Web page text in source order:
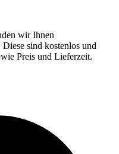
wir Ihnen
sind kostenlos und
Preis und Lieferzeit.